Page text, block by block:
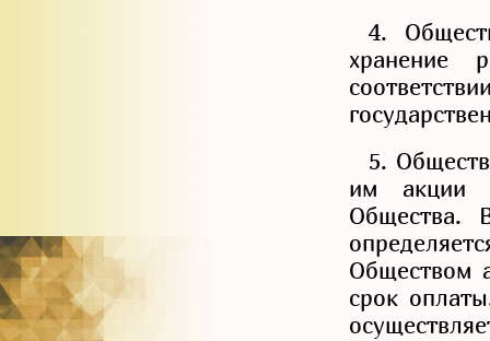
4.
хранение
5.
им акции
Общества.
Обществом
срок